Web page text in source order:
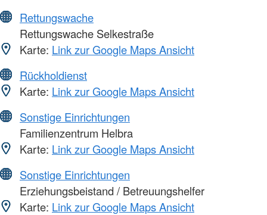
Rettungswache
Rettungswache Selkestraße
Karte: Link zur Google Maps Ansicht
Rückholdienst
Karte: Link zur Google Maps Ansicht
Sonstige Einrichtungen
Familienzentrum Helbra
Karte: Link zur Google Maps Ansicht
Sonstige Einrichtungen
Erziehungsbeistand / Betreuungshelfer
Karte: Link zur Google Maps Ansicht